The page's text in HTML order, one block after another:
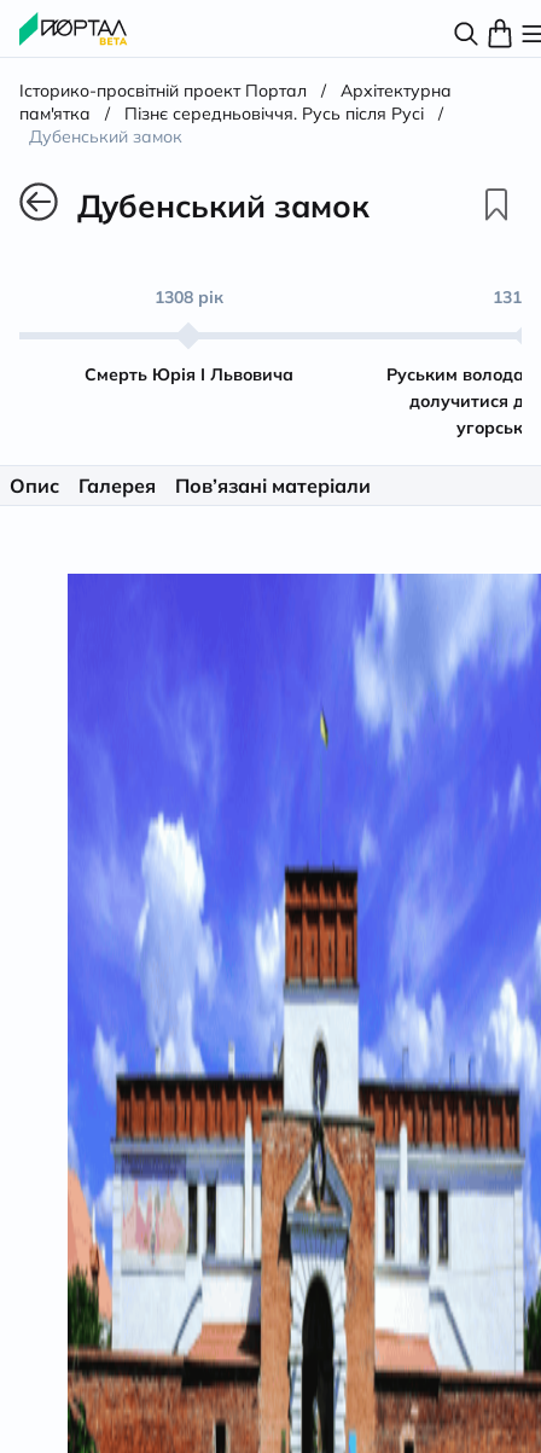
Історико-просвітній проект Портал /
Архітектурна
пам'ятка
/ Пізнє середньовіччя. Русь після Русі
/
Дубенський замок
Дубенський замок
1308 рік
Смерть Юрія І Львовича
1315
Руським
долучитися до
угорську
Опис Галерея Пов’язані матеріали